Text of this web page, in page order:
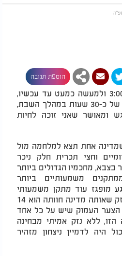
הוספת תגובה
מאז ליל שישי בשעה 3:00 ולמעשה כמעט עד עכשיו,
עם הפסקה משמעותית של כ-30 שעות במהלך השבת,
ומאושר שאני זוכה לחיות
אחת תצא למלחמה מול
וחצי תכרית חלק ניכר
בצבא, מחכמיו הגדולים ביותר
משמעותיים ביותר
מופגז עוד מתקן משמעותי
בחזקתה - ומנגד כל הנזק שאותה מדינה חוותה הוא 14
הצער העמוק שיש על כל אחד
ללא נזק אמיתי מבחינה
היה לדמיין ניצחון מזהיר